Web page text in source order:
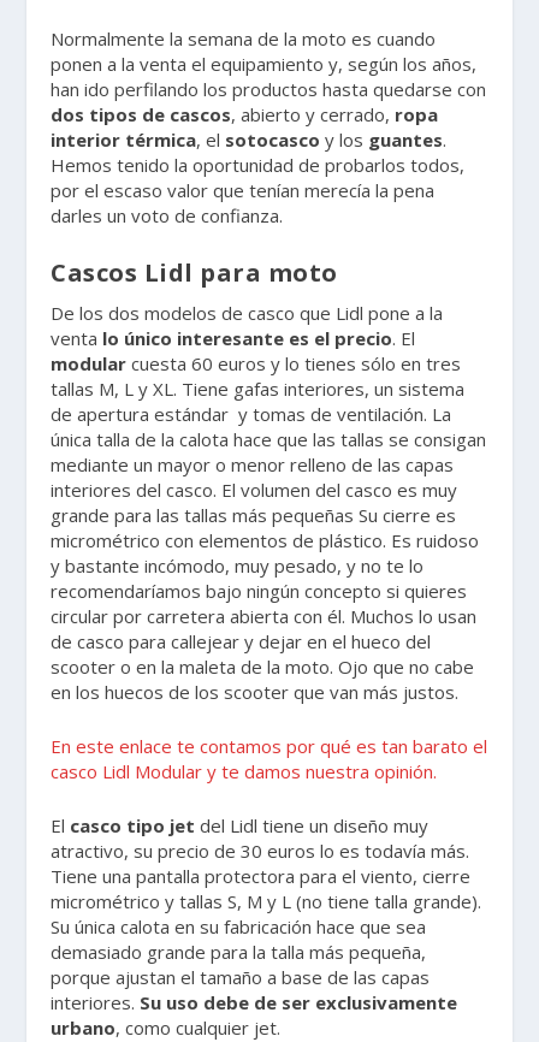
Normalmente la semana de la moto es cuando
ponen a la venta el equipamiento y, según los años,
han ido perfilando los productos hasta quedarse con
dos tipos de cascos, abierto y cerrado, ropa
interior térmica, el sotocasco y los guantes.
Hemos tenido la oportunidad de probarlos todos,
por el escaso valor que tenían merecía la pena
darles un voto de confianza.
Cascos Lidl para moto
De los dos modelos de casco que Lidl pone a la
venta lo único interesante es el precio. El
modular cuesta 60 euros y lo tienes sólo en tres
tallas M, L y XL. Tiene gafas interiores, un sistema
de apertura estándar y tomas de ventilación. La
única talla de la calota hace que las tallas se consigan
mediante un mayor o menor relleno de las capas
interiores del casco. El volumen del casco es muy
grande para las tallas más pequeñas Su cierre es
micrométrico con elementos de plástico. Es ruidoso
y bastante incómodo, muy pesado, y no te lo
recomendaríamos bajo ningún concepto si quieres
circular por carretera abierta con él. Muchos lo usan
de casco para callejear y dejar en el hueco del
scooter o en la maleta de la moto. Ojo que no cabe
en los huecos de los scooter que van más justos.
En este enlace te contamos por qué es tan barato el
casco Lidl Modular y te damos nuestra opinión.
El casco tipo jet del Lidl tiene un diseño muy
atractivo, su precio de 30 euros lo es todavía más.
Tiene una pantalla protectora para el viento, cierre
micrométrico y tallas S, M y L (no tiene talla grande).
Su única calota en su fabricación hace que sea
demasiado grande para la talla más pequeña,
porque ajustan el tamaño a base de las capas
interiores. Su uso debe de ser exclusivamente
urbano, como cualquier jet.